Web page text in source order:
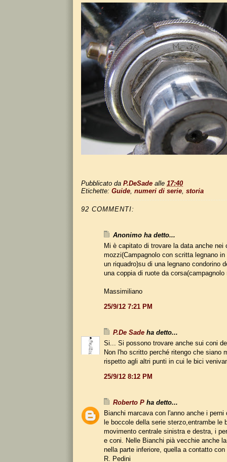
Pubblicato da P.DeSade alle 17:40
Etichette: Guide numeri di serie storia
92 COMMENTI:
Anonimo ha detto...
Mi è capitato di trovare la data anche nei
mozzi(Campagnolo con scritta legnano
un riquadro)su di una legnano condorino
una coppia di ruote da corsa(campagnolo
Massimiliano
25/9/12 7:21 PM
P.De Sade ha detto...
Si... Si possono trovare anche sui coni
Non l'ho scritto perché ritengo che siano
rispetto agli altri punti in cui le bici
25/9/12 8:12 PM
Roberto P ha detto...
Bianchi marcava con l'anno anche i perni
le boccole della serie sterzo,entrambe le
movimento centrale sinistra e destra, i
e coni. Nelle Bianchi pià vecchie anche
nella parte inferiore, quella a contatto con
R. Pedini